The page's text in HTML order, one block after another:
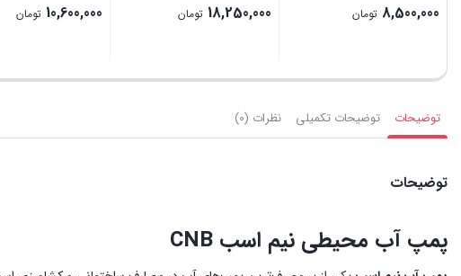
8,500,000 تومان
بستن
18,250,000 تومان
بستن
10,600,000 تومان
بستن
توضیحات توضیحات تکمیلی نظرات (0)
توضیحات
پمپ آب محیطی نیم اسب CNB